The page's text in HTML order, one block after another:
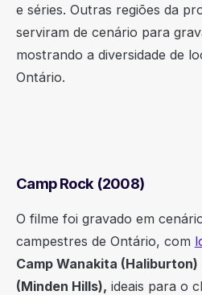
e séries. Outras regiões da
serviram de cenário para
mostrando a diversidade de
Ontário.
Camp Rock (2008)
O filme foi gravado em
campestres de Ontário, com
Camp Wanakita (Haliburton)
(Minden Hills), ideais para o